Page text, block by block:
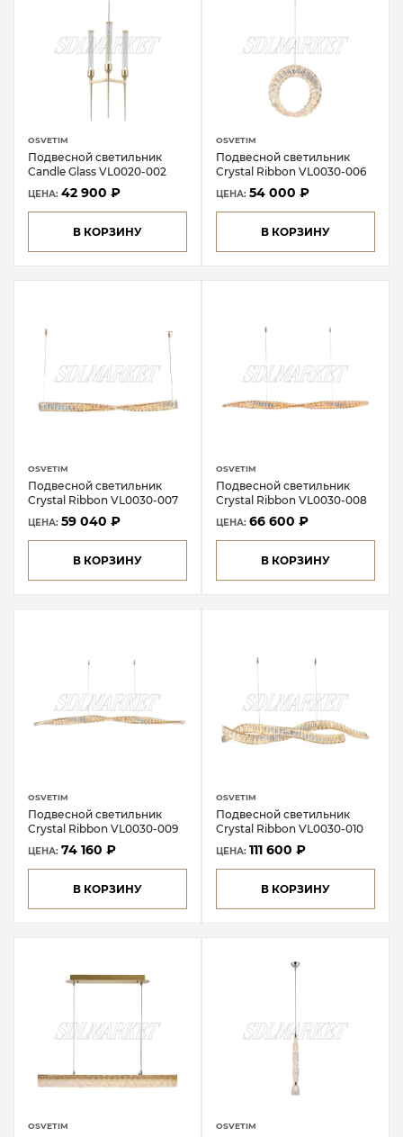
OSVETIM
Подвесной светильник
Candle Glass VL0020-002
ЦЕНА: 42 900 ₽
В КОРЗИНУ
OSVETIM
Подвесной светильник
Crystal Ribbon VL0030-006
ЦЕНА: 54 000 ₽
В КОРЗИНУ
OSVETIM
Подвесной светильник
Crystal Ribbon VL0030-007
ЦЕНА: 59 040 ₽
В КОРЗИНУ
OSVETIM
Подвесной светильник
Crystal Ribbon VL0030-008
ЦЕНА: 66 600 ₽
В КОРЗИНУ
OSVETIM
Подвесной светильник
Crystal Ribbon VL0030-009
ЦЕНА: 74 160 ₽
В КОРЗИНУ
OSVETIM
Подвесной светильник
Crystal Ribbon VL0030-010
ЦЕНА: 111 600 ₽
В КОРЗИНУ
OSVETIM OSVETIM